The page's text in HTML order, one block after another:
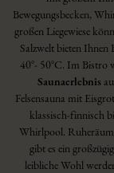
Bewegungsbecken,
großen Liegewiese
Salzwelt bieten
40°- 50°C. Im Bistro
Saunaerlebnis
Felsensauna mit
klassisch-finnisch
Whirlpool.
gibt es ein
leibliche Wohl